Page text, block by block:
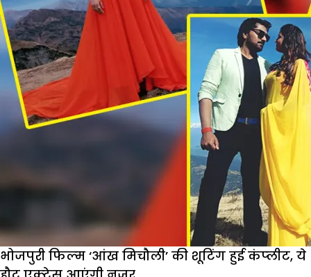
भोजपुरी फिल्‍म ‘आंख मिचौली’ की शूटिंग हुई कंप्‍लीट, ये